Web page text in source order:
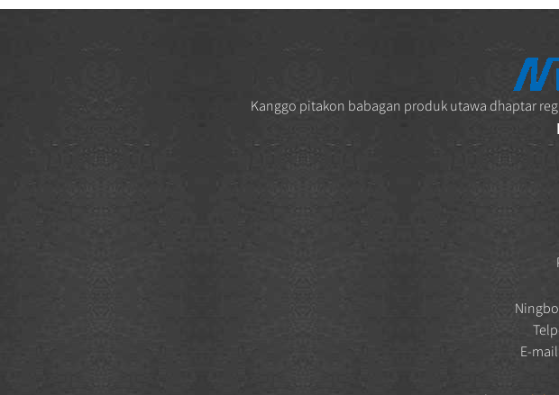
Mesin Cetak Injeksi ...
Kanggo pitakon babagan produk utawa dhaptar
E-